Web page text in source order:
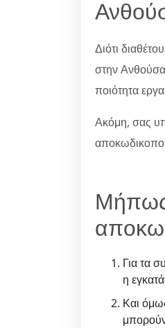
Διότι
στην Ανθούσα
ποιότητα
Ακόμη, σας
Μήπως
Για τα
η
Και